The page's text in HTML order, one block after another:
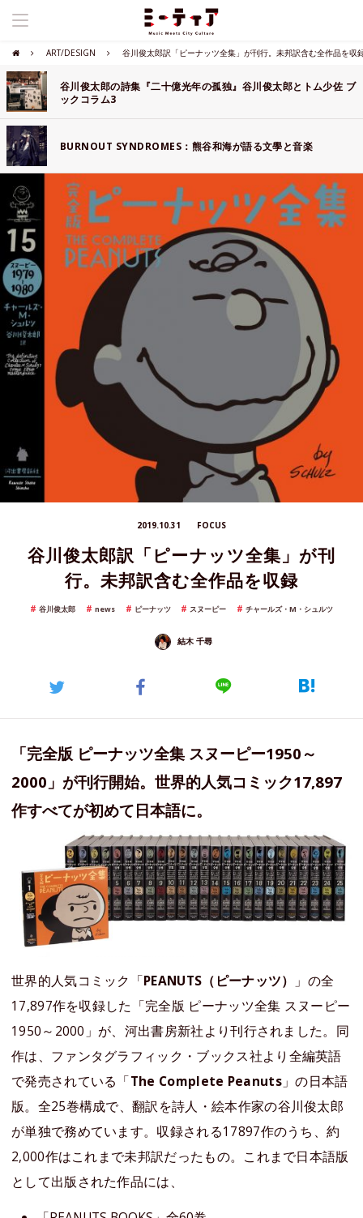
ART/DESIGN 谷川俊太郎訳「ピーナッツ全集」が刊行。未邦訳含む全作品を収
谷川俊太郎の詩集『二十億光年の孤独』谷川俊太郎とトム少佐 ブ
ックコラム3
BURNOUT SYNDROMES：熊谷和海が語る文學と音楽
2019.10.31 FOCUS
谷川俊太郎訳「ピーナッツ全集」が刊
行。未邦訳含む全作品を収録
谷川俊太郎 news ピーナッツ スヌーピー チャールズ・M・シュルツ
結木 千尋
「完全版 ピーナッツ全集 スヌーピー1950～
2000」が刊行開始。世界的人気コミック17,897
作すべてが初めて日本語に。
世界的人気コミック「PEANUTS（ピーナッツ）
」の全
17,897作を収録した「完全版 ピーナッツ全集 スヌーピー
1950～2000」が、河出書房新社より刊行されました。同
作は、ファンタグラフィック・ブックス社より全編英語
で発売されている「The Complete Peanuts 」の日本語
版。全25巻構成で、翻訳を詩人・絵本作家の谷川俊太郎
が単独で務めています。収録される17897作のうち、約
2,000作はこれまで未邦訳だったもの。これまで日本語版
として出版された作品には、